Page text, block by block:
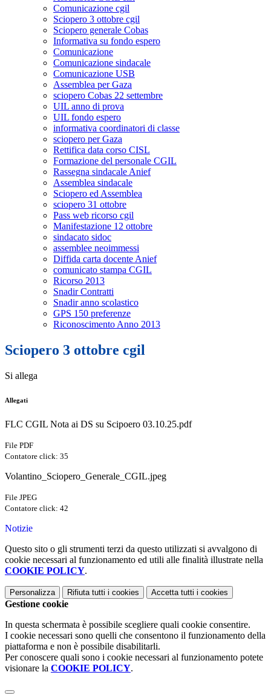
Comunicazione cgil
Sciopero 3 ottobre cgil
Sciopero generale Cobas
Informativa su fondo espero
Comunicazione
Comunicazione sindacale
Comunicazione USB
Assemblea per Gaza
sciopero Cobas 22 settembre
UIL anno di prova
UIL fondo espero
informativa coordinatori di classe
sciopero per Gaza
Rettifica data corso CISL
Formazione del personale CGIL
Rassegna sindacale Anief
Assemblea sindacale
Sciopero ed Assemblea
sciopero 31 ottobre
Pass web ricorso cgil
Manifestazione 12 ottobre
sindacato sidoc
assemblee neoimmessi
Diffida carta docente Anief
comunicato stampa CGIL
Ricorso 2013
Snadir Contratti
Snadir anno scolastico
GPS 150 preferenze
Riconoscimento Anno 2013
Sciopero 3 ottobre cgil
Si allega
Allegati
FLC CGIL Nota ai DS su Scipoero 03.10.25.pdf
File PDF
Contatore click: 35
Volantino_Sciopero_Generale_CGIL.jpeg
File JPEG
Contatore click: 42
Notizie
Questo sito o gli strumenti terzi da questo utilizzati si avvalgono di
cookie necessari al funzionamento ed utili alle finalità illustrate nella
COOKIE POLICY.
Personalizza Rifiuta tutti i cookies Accetta tutti i cookies
Gestione cookie
In questa schermata è possibile scegliere quali cookie consentire.
I cookie necessari sono quelli che consentono il funzionamento della
piattaforma e non è possibile disabilitarli.
Per conoscere quali sono i cookie necessari al funzionamento potete
visionare la COOKIE POLICY.